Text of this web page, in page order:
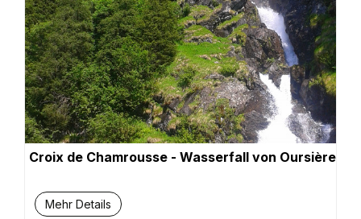
Croix de Chamrousse - Wasserfall von Oursière
Mehr Details